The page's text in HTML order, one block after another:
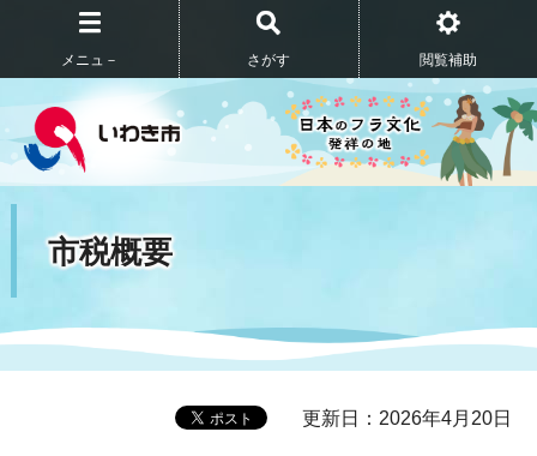
メニュ－ さがす 閲覧補助
市税概要
更新日：2026年4月20日